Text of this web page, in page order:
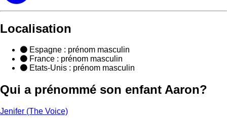
Localisation
Espagne : prénom masculin
France : prénom masculin
Etats-Unis : prénom masculin
Qui a prénommé son enfant Aaron?
Jenifer (The Voice)